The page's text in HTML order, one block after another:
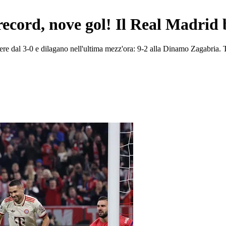
nove gol! Il Real Madrid
dal 3-0 e dilagano nell'ultima mezz'ora: 9-2 alla Dinamo Zagabria.